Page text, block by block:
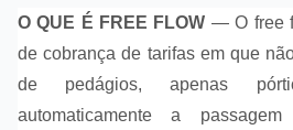
O QUE É FREE FLOW —O free
de cobrança de tarifas em que
de pedágios, apenas
automaticamente a